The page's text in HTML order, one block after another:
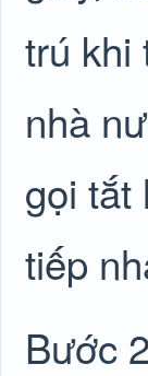
trú khi
nhà
gọi tắt
tiếp
Bước